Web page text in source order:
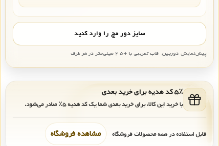
سایز دور مچ را وارد کنید
پیش‌نمایش دوربین: قاب تقریبی با +۲.۵ میلی‌متر در هر طرف
۵٪ کد هدیه برای خرید بعدی
با خرید این کالا، برای خرید بعدی شما یک کد هدیه۵٪ صادر می‌شود.
قابل استفاده در همه محصولات فروشگاه مشاهده فروشگاه